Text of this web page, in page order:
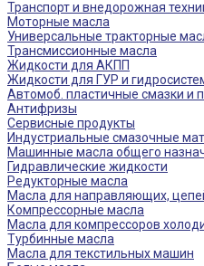
Транспорт и внедорожная
Моторные масла
Универсальные тракторные
Трансмиссионные масла
Жидкости для АКПП
Жидкости для ГУР и
Автомоб. пластичные смазки и
Антифризы
Сервисные продукты
Индустриальные смазочные
Машинные масла общего
Гидравлические жидкости
Редукторные масла
Масла для направляющих,
Компрессорные масла
Масла для компрессоров
Турбинные масла
Масла для текстильных машин